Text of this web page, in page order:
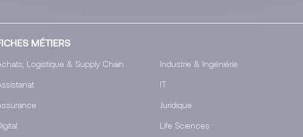
MÉTIERS
Logistique & Supply Chain
Industrie & Ingéniérie
IT
Juridique
Life Sciences